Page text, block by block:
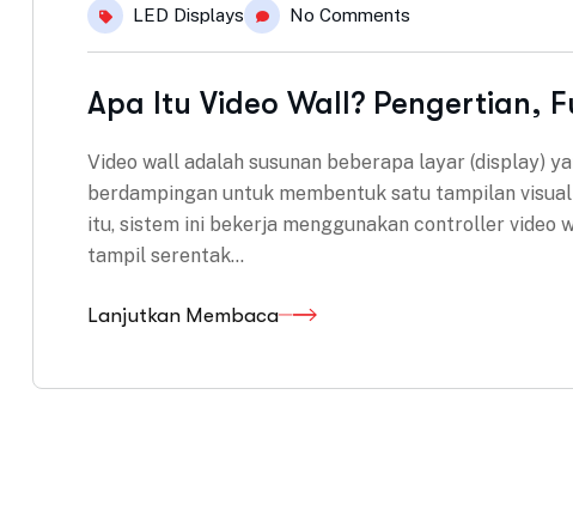
LED Displays No Comments
Apa Itu Video Wall? Pengertian,
Video wall adalah susunan beberapa layar (display)
berdampingan untuk membentuk satu tampilan
itu, sistem ini bekerja menggunakan controller video
tampil serentak…
Lanjutkan Membaca